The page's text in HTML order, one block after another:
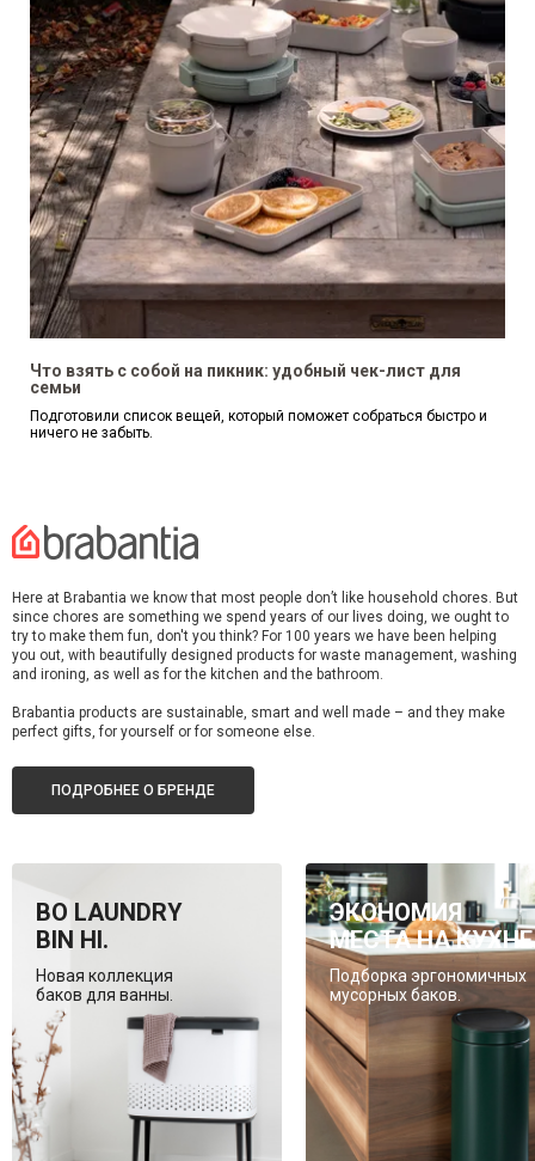
Что взять с собой на пикник: удобный чек-лист для
семьи
Подготовили список вещей, который поможет собраться быстро и
ничего не забыть.
Here at Brabantia we know that most people don’t like household chores. But
since chores are something we spend years of our lives doing, we ought to
try to make them fun, don't you think? For 100 years we have been helping
you out, with beautifully designed products for waste management, washing
and ironing, as well as for the kitchen and the bathroom.
Brabantia products are sustainable, smart and well made – and they make
perfect gifts, for yourself or for someone else.
ПОДРОБНЕЕ О БРЕНДЕ
BO LAUNDRY
BIN HI.
Новая коллекция
баков для ванны.
ЭКОНОМИЯ
МЕСТА НА
Подборка эргономичных
мусорных баков.